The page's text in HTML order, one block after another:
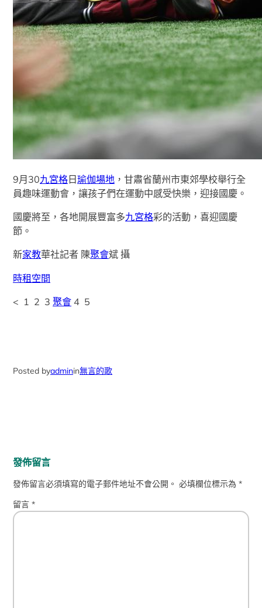
9月30九宮格 日瑜伽場地 ，甘肅省蘭州市東郊學校舉行全
員趣味運動會，讓孩子們在運動中感受快樂，迎接國慶。
國慶將至，各地開展豐富多九宮格彩的活動，喜迎國慶
節。
新家教華社記者 陳聚會斌 攝
時租空間
< 1 2 3聚會 4 5
Posted byadminin無言的歌
發佈留言
發佈留言必須填寫的電子郵件地址不會公開。 必填欄位標示為*
留言*